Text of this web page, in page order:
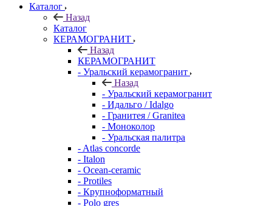
Каталог
Назад
Каталог
КЕРАМОГРАНИТ
Назад
КЕРАМОГРАНИТ
- Уральский керамогранит
Назад
- Уральский керамогранит
- Идальго / Idalgo
- Гранитея / Granitea
- Моноколор
- Уральская палитра
- Atlas concorde
- Italon
- Ocean-ceramic
- Protiles
- Крупноформатный
- Polo gres